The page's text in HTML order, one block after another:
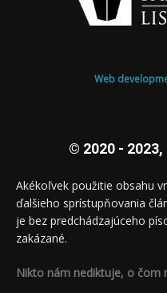
Web
© 2020 - 2023,
Akékoľvek použitie obsahu
ďalšieho sprístupňovania
je bez predchádzajúceho
zakázané.
Nikto nám nediktuje, o čom